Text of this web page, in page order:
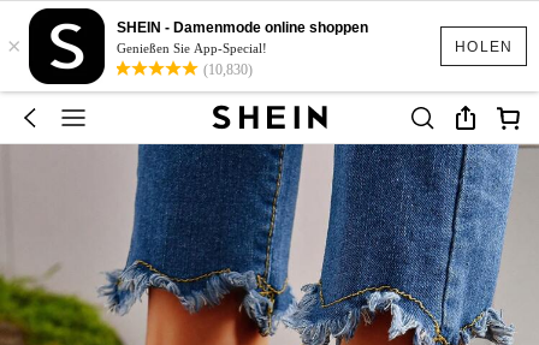
HOLEN
×
SHEIN - Damenmode online shoppen
Genießen Sie App-Special!
(10,830)